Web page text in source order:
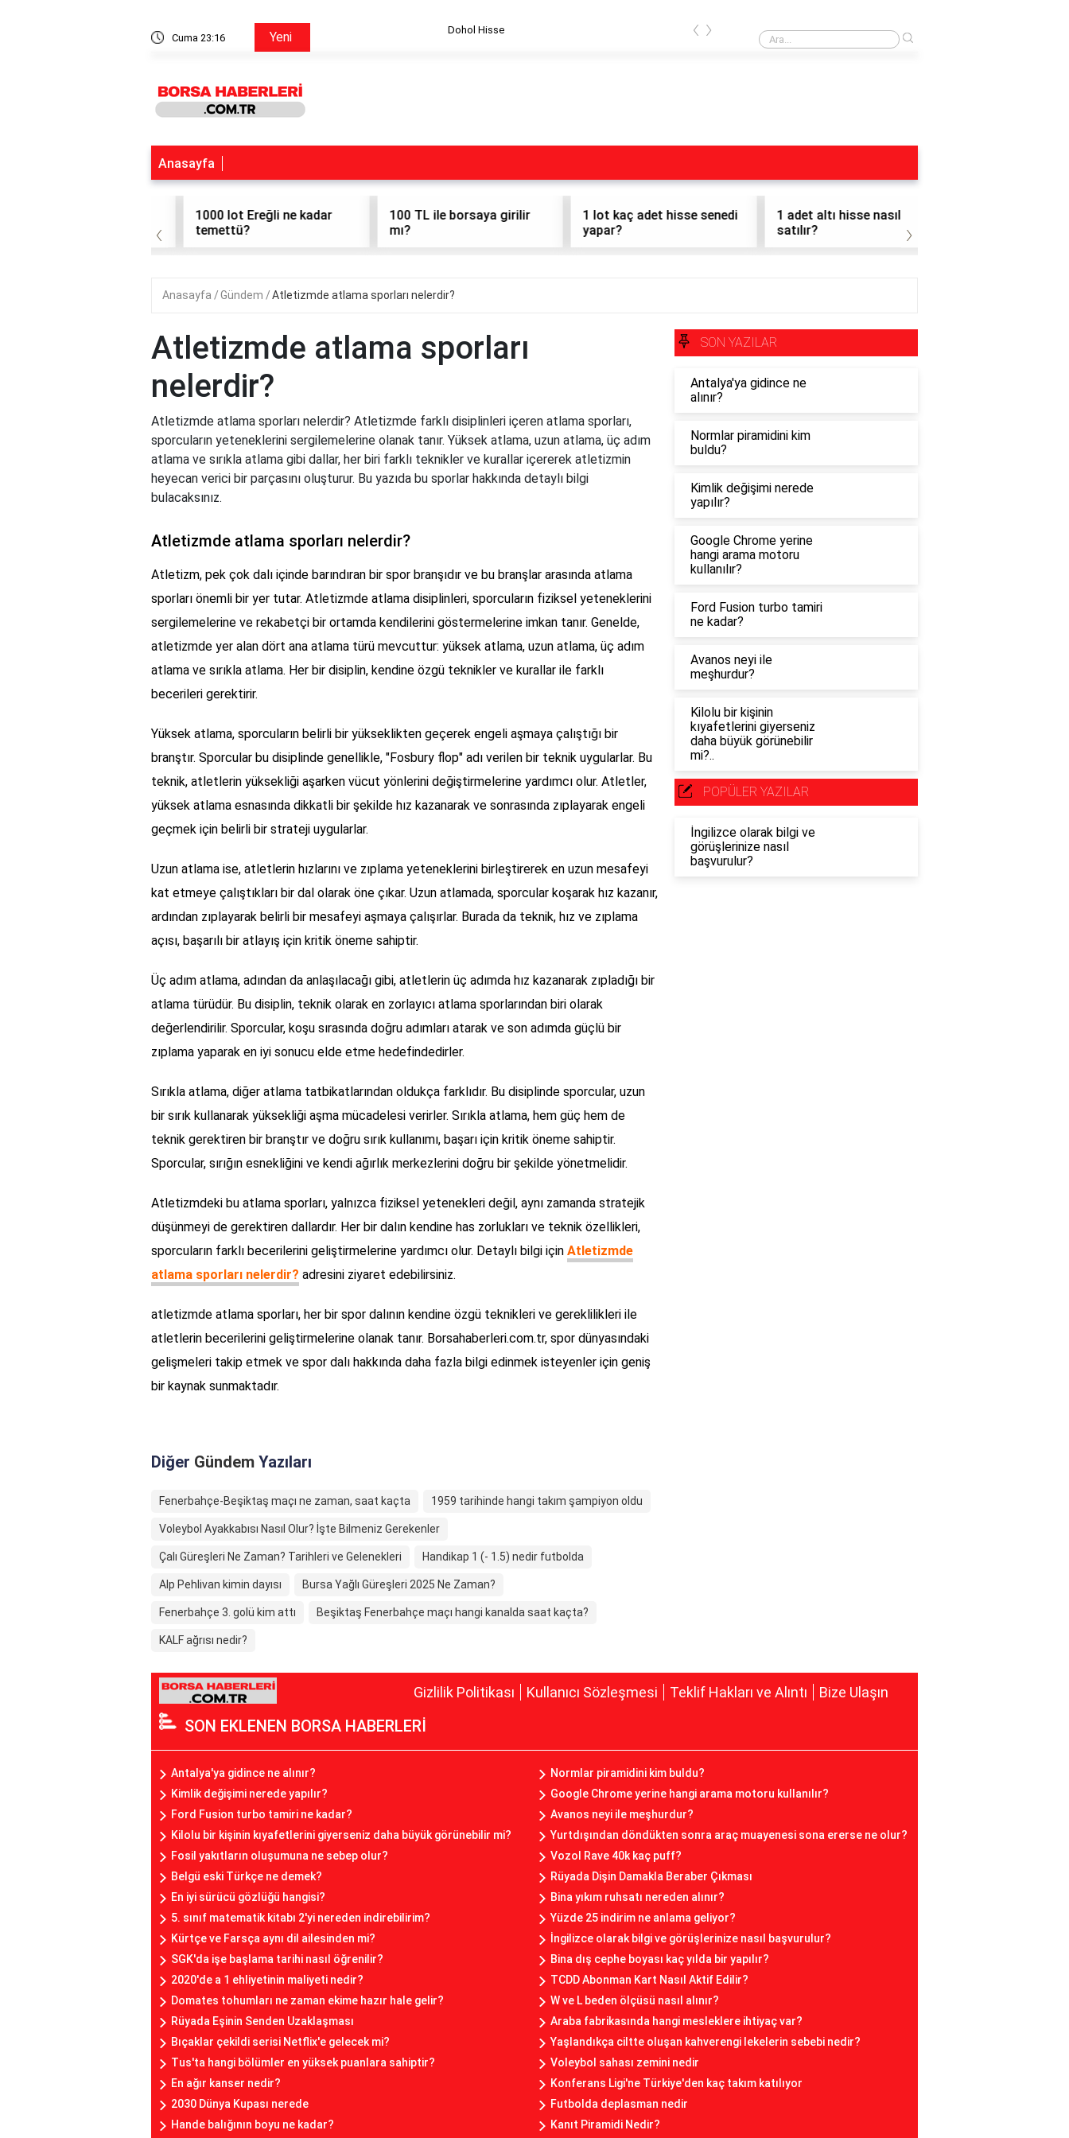
Cuma 23:16 Yeni Dohol Hisse Obo Formasyonu Nedir
‹ ›
Anasayfa
1000 lot Ereğli ne kadar
temettü?
100 TL ile borsaya girilir
1 lot kaç adet hisse senedi
yapar?
1 adet altı hisse nasıl
satılır?
‹ ›
Anasayfa Gündem Atletizmde atlama sporları nelerdir?
Atletizmde atlama sporları
nelerdir?
Atletizmde atlama sporları nelerdir? Atletizmde farklı disiplinleri içeren atlama sporları,
sporcuların yeteneklerini sergilemelerine olanak tanır. Yüksek atlama, uzun atlama, üç adım
atlama ve sırıkla atlama gibi dallar, her biri farklı teknikler ve kurallar içererek atletizmin
heyecan verici bir parçasını oluşturur. Bu yazıda bu sporlar hakkında detaylı bilgi
bulacaksınız.
Atletizmde atlama sporları nelerdir?
Atletizm, pek çok dalı içinde barındıran bir spor branşıdır ve bu branşlar arasında atlama
sporları önemli bir yer tutar. Atletizmde atlama disiplinleri, sporcuların fiziksel yeteneklerini
sergilemelerine ve rekabetçi bir ortamda kendilerini göstermelerine imkan tanır. Genelde,
atletizmde yer alan dört ana atlama türü mevcuttur: yüksek atlama, uzun atlama, üç adım
atlama ve sırıkla atlama. Her bir disiplin, kendine özgü teknikler ve kurallar ile farklı
becerileri gerektirir.
Yüksek atlama, sporcuların belirli bir yükseklikten geçerek engeli aşmaya çalıştığı bir
branştır. Sporcular bu disiplinde genellikle, "Fosbury flop" adı verilen bir teknik uygularlar. Bu
teknik, atletlerin yüksekliği aşarken vücut yönlerini değiştirmelerine yardımcı olur. Atletler,
yüksek atlama esnasında dikkatli bir şekilde hız kazanarak ve sonrasında zıplayarak engeli
geçmek için belirli bir strateji uygularlar.
Uzun atlama ise, atletlerin hızlarını ve zıplama yeteneklerini birleştirerek en uzun mesafeyi
kat etmeye çalıştıkları bir dal olarak öne çıkar. Uzun atlamada, sporcular koşarak hız kazanır,
ardından zıplayarak belirli bir mesafeyi aşmaya çalışırlar. Burada da teknik, hız ve zıplama
açısı, başarılı bir atlayış için kritik öneme sahiptir.
Üç adım atlama, adından da anlaşılacağı gibi, atletlerin üç adımda hız kazanarak zıpladığı bir
atlama türüdür. Bu disiplin, teknik olarak en zorlayıcı atlama sporlarından biri olarak
değerlendirilir. Sporcular, koşu sırasında doğru adımları atarak ve son adımda güçlü bir
zıplama yaparak en iyi sonucu elde etme hedefindedirler.
Sırıkla atlama, diğer atlama tatbikatlarından oldukça farklıdır. Bu disiplinde sporcular, uzun
bir sırık kullanarak yüksekliği aşma mücadelesi verirler. Sırıkla atlama, hem güç hem de
teknik gerektiren bir branştır ve doğru sırık kullanımı, başarı için kritik öneme sahiptir.
Sporcular, sırığın esnekliğini ve kendi ağırlık merkezlerini doğru bir şekilde yönetmelidir.
Atletizmdeki bu atlama sporları, yalnızca fiziksel yetenekleri değil, aynı zamanda stratejik
düşünmeyi de gerektiren dallardır. Her bir dalın kendine has zorlukları ve teknik özellikleri,
sporcuların farklı becerilerini geliştirmelerine yardımcı olur. Detaylı bilgi için Atletizmde
atlama sporları nelerdir? adresini ziyaret edebilirsiniz.
atletizmde atlama sporları, her bir spor dalının kendine özgü teknikleri ve gereklilikleri ile
atletlerin becerilerini geliştirmelerine olanak tanır. Borsahaberleri.com.tr, spor dünyasındaki
gelişmeleri takip etmek ve spor dalı hakkında daha fazla bilgi edinmek isteyenler için geniş
bir kaynak sunmaktadır.
Diğer Gündem Yazıları
Fenerbahçe-Beşiktaş maçı ne zaman, saat kaçta 1959 tarihinde hangi takım şampiyon oldu
Voleybol Ayakkabısı Nasıl Olur? İşte Bilmeniz Gerekenler
Çalı Güreşleri Ne Zaman? Tarihleri ve Gelenekleri Handikap 1 (- 1.5) nedir futbolda
Alp Pehlivan kimin dayısı Bursa Yağlı Güreşleri 2025 Ne Zaman?
Fenerbahçe 3. golü kim attı Beşiktaş Fenerbahçe maçı hangi kanalda saat kaçta?
KALF ağrısı nedir?
SON YAZILAR
Antalya'ya gidince ne
alınır?
Normlar piramidini kim
buldu?
Kimlik değişimi nerede
yapılır?
Google Chrome yerine
hangi arama motoru
kullanılır?
Ford Fusion turbo tamiri
ne kadar?
Avanos neyi ile
meşhurdur?
Kilolu bir kişinin
kıyafetlerini giyerseniz
daha büyük görünebilir
mi?..
POPÜLER YAZILAR
İngilizce olarak bilgi ve
görüşlerinize nasıl
başvurulur?
Gizlilik Politikası Kullanıcı Sözleşmesi Teklif Hakları ve Alıntı Bize Ulaşın
SON EKLENEN BORSA HABERLERİ
Antalya'ya gidince ne alınır?
Normlar piramidini kim buldu?
Kimlik değişimi nerede yapılır?
Google Chrome yerine hangi arama motoru kullanılır?
Ford Fusion turbo tamiri ne kadar?
Avanos neyi ile meşhurdur?
Kilolu bir kişinin kıyafetlerini giyerseniz daha büyük görünebilir mi?
Yurtdışından döndükten sonra araç muayenesi sona ererse ne olur?
Fosil yakıtların oluşumuna ne sebep olur?
Vozol Rave 40k kaç puff?
Belgü eski Türkçe ne demek?
Rüyada Dişin Damakla Beraber Çıkması
En iyi sürücü gözlüğü hangisi?
Bina yıkım ruhsatı nereden alınır?
5. sınıf matematik kitabı 2'yi nereden indirebilirim?
Yüzde 25 indirim ne anlama geliyor?
Kürtçe ve Farsça aynı dil ailesinden mi?
İngilizce olarak bilgi ve görüşlerinize nasıl başvurulur?
SGK'da işe başlama tarihi nasıl öğrenilir?
Bina dış cephe boyası kaç yılda bir yapılır?
2020'de a 1 ehliyetinin maliyeti nedir?
TCDD Abonman Kart Nasıl Aktif Edilir?
Domates tohumları ne zaman ekime hazır hale gelir?
W ve L beden ölçüsü nasıl alınır?
Rüyada Eşinin Senden Uzaklaşması
Araba fabrikasında hangi mesleklere ihtiyaç var?
Bıçaklar çekildi serisi Netflix'e gelecek mi?
Yaşlandıkça ciltte oluşan kahverengi lekelerin sebebi nedir?
Tus'ta hangi bölümler en yüksek puanlara sahiptir?
Voleybol sahası zemini nedir
En ağır kanser nedir?
Konferans Ligi'ne Türkiye'den kaç takım katılıyor
2030 Dünya Kupası nerede
Futbolda deplasman nedir
Hande balığının boyu ne kadar?
Kanıt Piramidi Nedir?